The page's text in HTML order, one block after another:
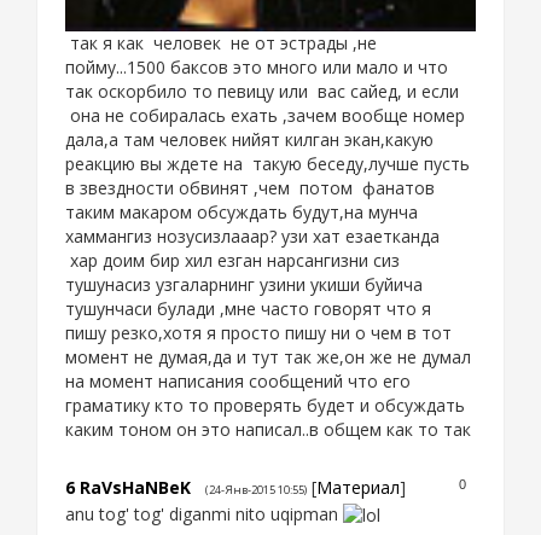
так я как человек не от эстрады ,не
пойму...1500 баксов это много или мало и что
так оскорбило то певицу или вас сайед, и если
она не собиралась ехать ,зачем вообще номер
дала,а там человек нийят килган экан,какую
реакцию вы ждете на такую беседу,лучше пусть
в звездности обвинят ,чем потом фанатов
таким макаром обсуждать будут,на мунча
хаммангиз нозусизлааар? узи хат езаетканда
хар доим бир хил езган нарсангизни сиз
тушунасиз узгаларнинг узини укиши буйича
тушунчаси булади ,мне часто говорят что я
пишу резко,хотя я просто пишу ни о чем в тот
момент не думая,да и тут так же,он же не думал
на момент написания сообщений что его
граматику кто то проверять будет и обсуждать
каким тоном он это написал..в общем как то так
0
6 RaVsHaNBeK (24-Янв-2015 10:55) [Материал]
anu tog' tog' diganmi nito uqipman